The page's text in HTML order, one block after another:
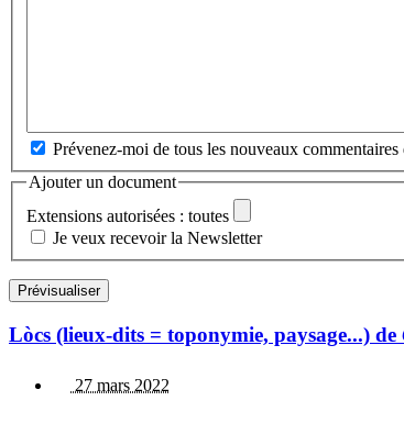
Prévenez-moi de tous les nouveaux
Ajouter un document
Extensions autorisées : toutes
Je veux recevoir la Newsletter
Lòcs (lieux-dits = toponymie, paysage...) de
27 mars 2022